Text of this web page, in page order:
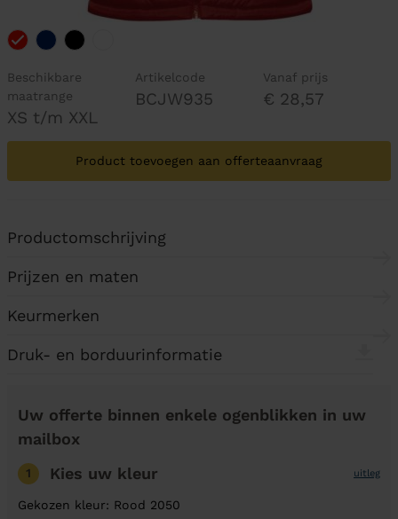
Beschikbare
maatrange
XS t/m XXL
Artikelcode
BCJW935
Vanaf prijs
€ 28,57
Product toevoegen aan offerteaanvraag
Productomschrijving
Prijzen en maten
Keurmerken
Druk- en borduurinformatie
Uw offerte binnen enkele ogenblikken in uw
mailbox
1 Kies uw kleur uitleg
Gekozen kleur: Rood 2050